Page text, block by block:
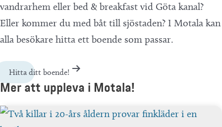
vandrarhem eller bed & breakfast vid Göta kanal?
Eller kommer du med båt till sjöstaden? I Motala kan
alla besökare hitta ett boende som passar.
Hitta ditt boende!
Mer att uppleva i Motala!